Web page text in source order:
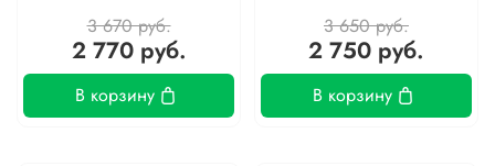
3 670 руб.
2 770 руб.
В корзину
3 650 руб.
2 750 руб.
В корзину